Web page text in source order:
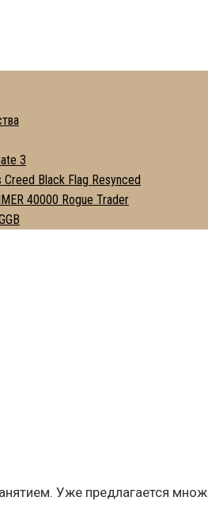
3
Creed Black Flag Resynced
40000 Rogue Trader
Уже предлагается